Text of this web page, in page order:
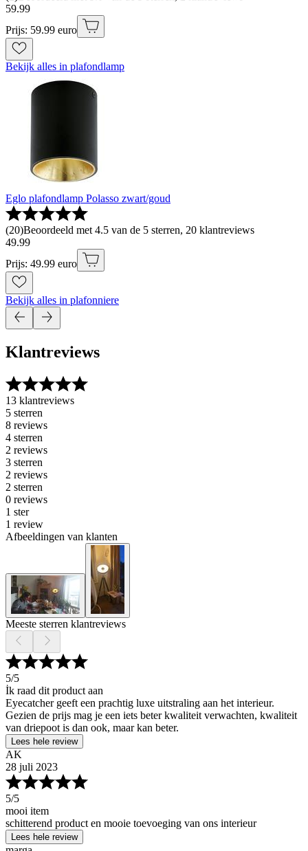
59.99
Prijs: 59.99 euro
Bekijk alles in plafondlamp
Eglo plafondlamp Polasso zwart/goud
(20)Beoordeeld met 4.5 van de 5 sterren, 20 klantreviews
49.99
Prijs: 49.99 euro
Bekijk alles in plafonniere
Klantreviews
13 klantreviews
5 sterren
8 reviews
4 sterren
2 reviews
3 sterren
2 reviews
2 sterren
0 reviews
1 ster
1 review
Afbeeldingen van klanten
Meeste sterren klantreviews
5/5
İk raad dit product aan
Eyecatcher geeft een prachtig luxe uitstraling aan het interieur.
Gezien de prijs mag je een iets beter kwaliteit verwachten, kwaliteit
van driepoot is dan ook, maar kan beter.
Lees hele review
AK
28 juli 2023
5/5
mooi item
schitterend product en mooie toevoeging van ons interieur
Lees hele review